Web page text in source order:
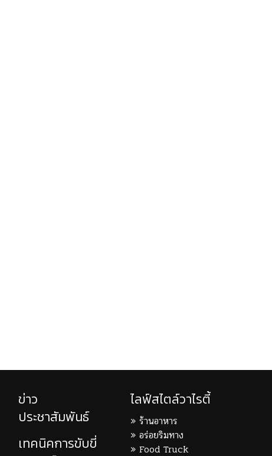
ข่าว
ประชาสัมพันธ์
เทคนิคการขับขี่
ไลฟ์สไตล์วาไรตี้
ร้านอาหาร
อร่อยริมทาง
Food Truck